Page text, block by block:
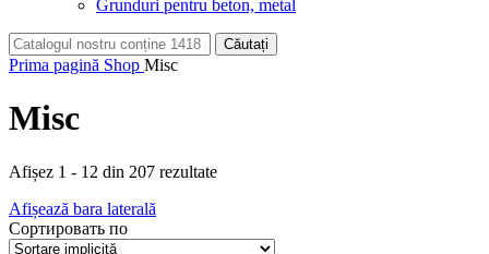
Grunduri pentru beton, metal
Căutați
Prima pagină Shop Misc
Misc
Afișez 1 - 12 din 207 rezultate
Afișează bara laterală
Сортировать по